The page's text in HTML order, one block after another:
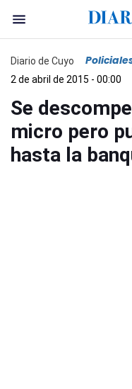
Diario de Cuyo
2 de abril de 2015 - 00:00
Se
micro pero
hasta la